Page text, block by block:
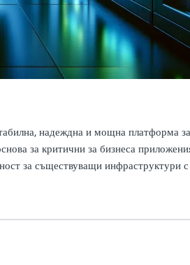
надеждна и мощна платформа
за критични за бизнеса
за съществуващи инфраструктури